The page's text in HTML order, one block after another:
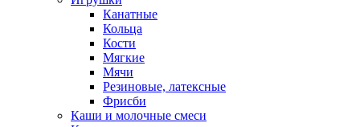
Канатные
Кольца
Кости
Мягкие
Мячи
Резиновые, латексные
Фрисби
Каши и молочные смеси